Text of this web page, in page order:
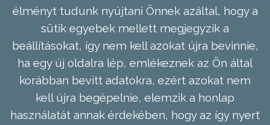
élményt tudunk nyújtani Önnek azáltal, hogy a
sütik egyebek mellett megjegyzik a
beállításokat, így nem kell azokat újra bevinnie,
ha egy új oldalra lép, emlékeznek az Ön által
korábban bevitt adatokra, ezért azokat nem
kell újra begépelnie, elemzik a honlap
használatát annak érdekében, hogy az így nyert